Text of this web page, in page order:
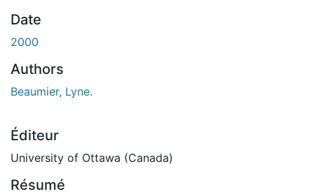
Date
2000
Authors
Beaumier, Lyne.
Éditeur
University of Ottawa (Canada)
Résumé